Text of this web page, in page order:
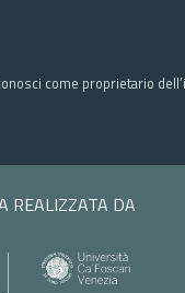
come proprietario
REALIZZATA DA